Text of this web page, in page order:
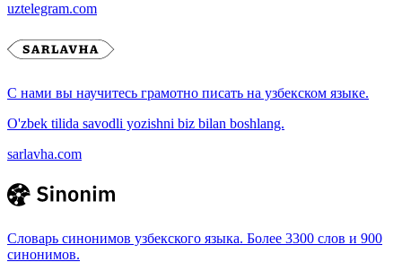
uztelegram.com
С нами вы научитесь грамотно писать на узбекском языке.
O'zbek tilida savodli yozishni biz bilan boshlang.
sarlavha.com
Словарь синонимов узбекского языка. Более 3300 слов и 900
синонимов.